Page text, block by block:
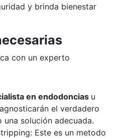
y brinda bienestar
con un experto
en endodoncias u
el verdadero
solución adecuada.
Este es un metodo